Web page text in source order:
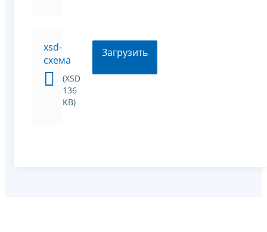
xsd-
схема
(XSD
136
KB)
Загрузить